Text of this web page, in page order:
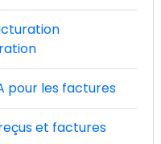
pour les factures
et factures